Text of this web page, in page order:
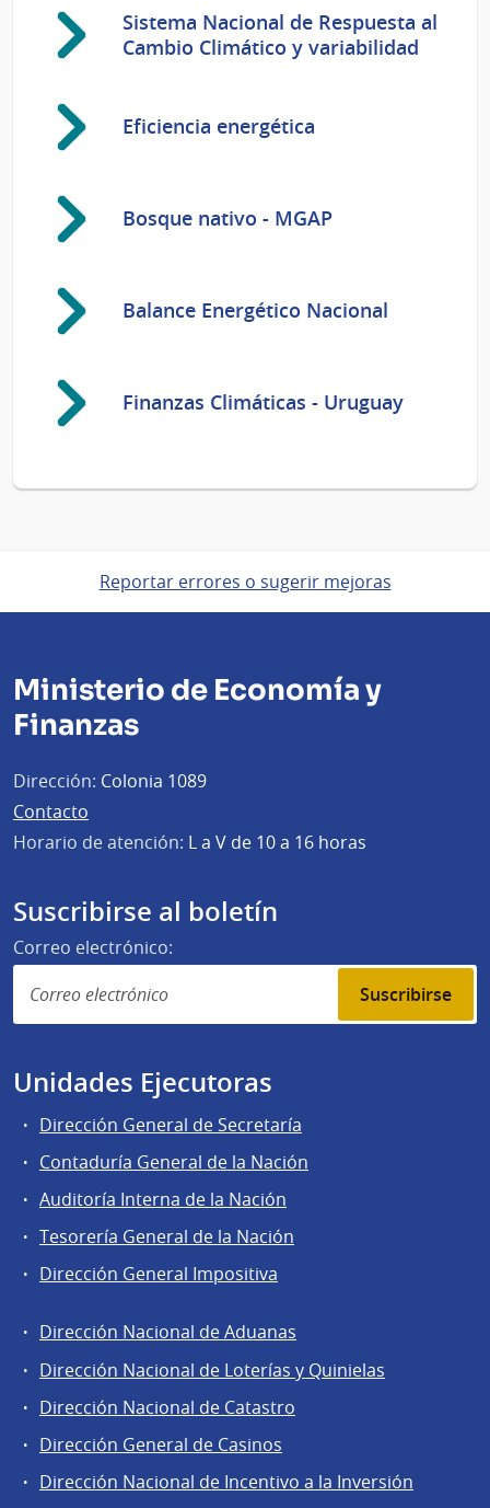
Sistema Nacional de Respuesta al
Cambio Climático y variabilidad
Eficiencia energética
Bosque nativo - MGAP
Balance Energético Nacional
Finanzas Climáticas - Uruguay
Reportar errores o sugerir mejoras
Ministerio de Economía y
Finanzas
Dirección: Colonia 1089
Contacto
Horario de atención: L a V de 10 a 16 horas
Suscribirse al boletín
Correo electrónico:
Suscribirse
Unidades Ejecutoras
Dirección General de Secretaría
Contaduría General de la Nación
Auditoría Interna de la Nación
Tesorería General de la Nación
Dirección General Impositiva
Áreas
de
la
Dirección
General
Dirección Nacional de Aduanas
Dirección Nacional de Loterías y Quinielas
Dirección Nacional de Catastro
Dirección General de Casinos
Dirección Nacional de Incentivo a la Inversión